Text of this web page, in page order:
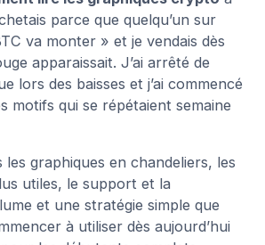
parce que quelqu’un sur
va monter » et je vendais dès
apparaissait. J’ai arrêté de
lors des baisses et j’ai commencé
motifs qui se répétaient semaine
graphiques en chandeliers, les
utiles, le support et la
et une stratégie simple que
à utiliser dès aujourd’hui